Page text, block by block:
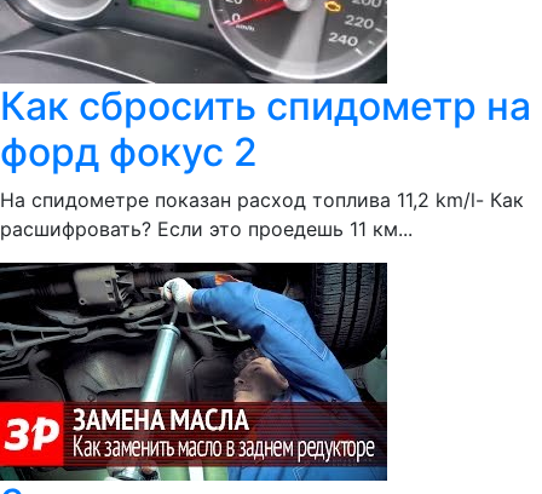
Как сбросить спидометр на
форд фокус 2
На спидометре показан расход топлива 11,2 km/l- Как
расшифровать? Если это проедешь 11 км...